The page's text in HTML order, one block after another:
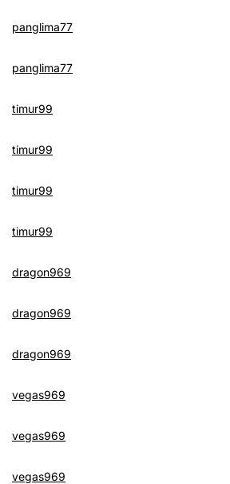
panglima77
panglima77
timur99
timur99
timur99
timur99
dragon969
dragon969
dragon969
vegas969
vegas969
vegas969